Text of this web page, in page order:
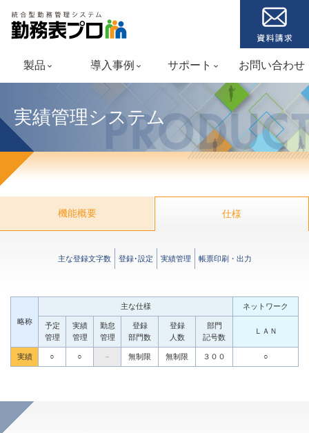
製品 keyboard_arrow_down 導入事例 keyboard_arrow_down サポート keyboard_arrow_down お問い合わせ
実績管理システム
機能概要 仕様
主な登録文字数 登録･設定 実績管理 帳票印刷・出力
略称
主な仕様 ネットワーク
予定
管理
実績
管理
勤怠
管理
登録
部門数
登録
人数
部門
記号数
ＬＡＮ
実績 ○ ○ － 無制限 無制限 ３００ ○